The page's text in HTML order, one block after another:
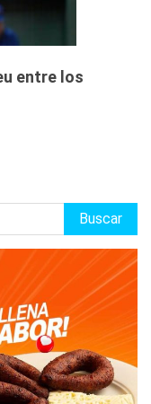
entre los